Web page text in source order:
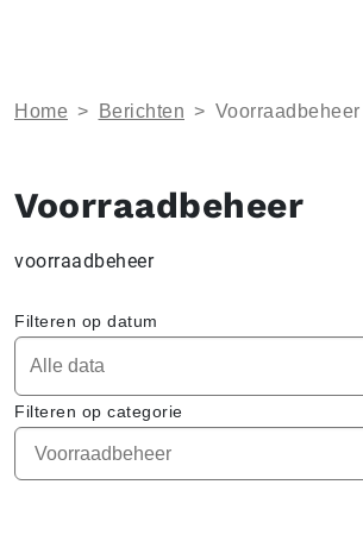
Home > Berichten > Voorraadbeheer
Voorraadbeheer
voorraadbeheer
Filteren op datum
Filteren op categorie